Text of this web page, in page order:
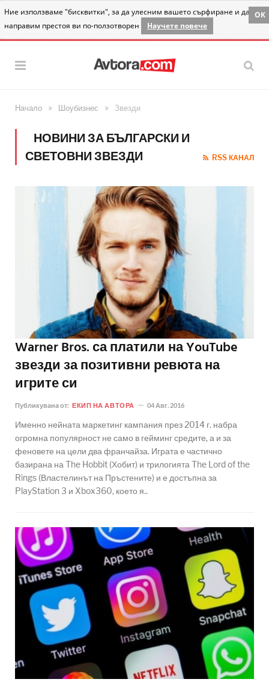
Ние използваме "бисквитки", за да улесним вашето сърфиране и да
направим престоя ви по-ползотворен
Научете повече
OK
Начало » Шоубизнес » Звезди
НОВИНИ ЗА БЪЛГАРСКИ И
СВЕТОВНИ ЗВЕЗДИ
RSS КАНАЛ
Warner Bros. са платили на YouTube
звезди за позитивни ревюта на
игрите си
Публикувана от: ЕКИП НА АВТОРА 04 Авг. 2016
Именно нейната маркетинг кампания през 2014 г. набра
огромна популярност не само в гейминг средите, а и за
феновете на цели два франчайза. Играта е частично
базирана на The Hobbit (Хобит) и трилогията The Lord of the
Rings (Властелинът на Пръстените) и е достъпна за
PlayStation 3 и Xbox360, което я..